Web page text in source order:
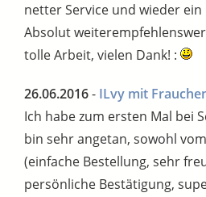
netter Service und wieder
Absolut
tolle Arbeit, vielen Dank! :
26.06.2016- ILvy mit
Ich habe zum ersten Mal bei
bin sehr angetan, sowohl
(einfache Bestellung, sehr
persönliche Bestätigung,